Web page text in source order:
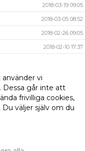
2018-03-19 09:05
2018-03-05 08:52
2018-02-26 09:05
2018-02-10 17:37
2018-01-15 11:41
2016-04-20 08:02
vi
Dessa går inte att
frivilliga cookies,
väljer själv om du